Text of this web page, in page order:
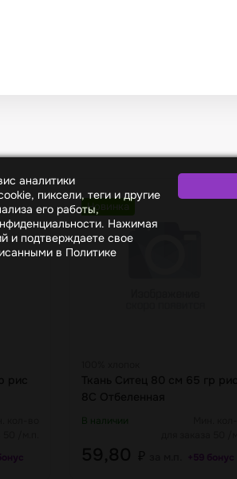
Новинка
В наличии
аналитики
пиксели, теги и другие
его работы,
Нажимая
и подтверждаете свое
в Политике